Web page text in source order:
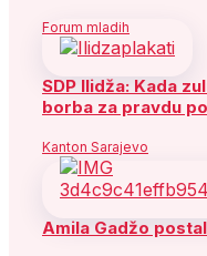
Forum mladih
SDP Ilidža: Kada
borba za pravdu
Kanton Sarajevo
Amila Gadžo